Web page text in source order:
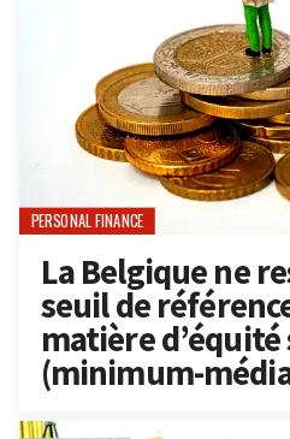
PERSONAL FINANCE
La Belgique ne
seuil de
matière
(minimum-